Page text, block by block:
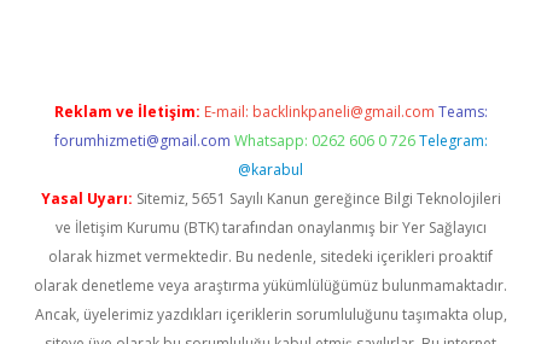
Reklam ve İletişim: E-mail: backlinkpaneli@gmail.com Teams:
forumhizmeti@gmail.com Whatsapp: 0262 606 0 726 Telegram:
@karabul
Yasal Uyarı: Sitemiz, 5651 Sayılı Kanun gereğince Bilgi Teknolojileri
ve İletişim Kurumu (BTK) tarafından onaylanmış bir Yer Sağlayıcı
olarak hizmet vermektedir. Bu nedenle, sitedeki içerikleri proaktif
olarak denetleme veya araştırma yükümlülüğümüz bulunmamaktadır.
Ancak, üyelerimiz yazdıkları içeriklerin sorumluluğunu taşımakta olup,